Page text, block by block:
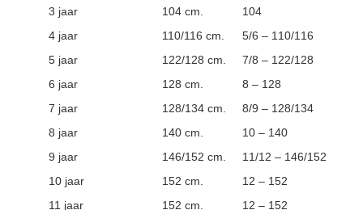
3 jaar
104 cm.
104
4 jaar
110/116 cm.
5/6 – 110/116
5 jaar
122/128 cm.
7/8 – 122/128
6 jaar
128 cm.
8 – 128
7 jaar
128/134 cm.
8/9 – 128/134
8 jaar
140 cm.
10 – 140
9 jaar
146/152 cm.
11/12 – 146/152
10 jaar
152 cm.
12 – 152
11 jaar
152 cm. 12 – 152